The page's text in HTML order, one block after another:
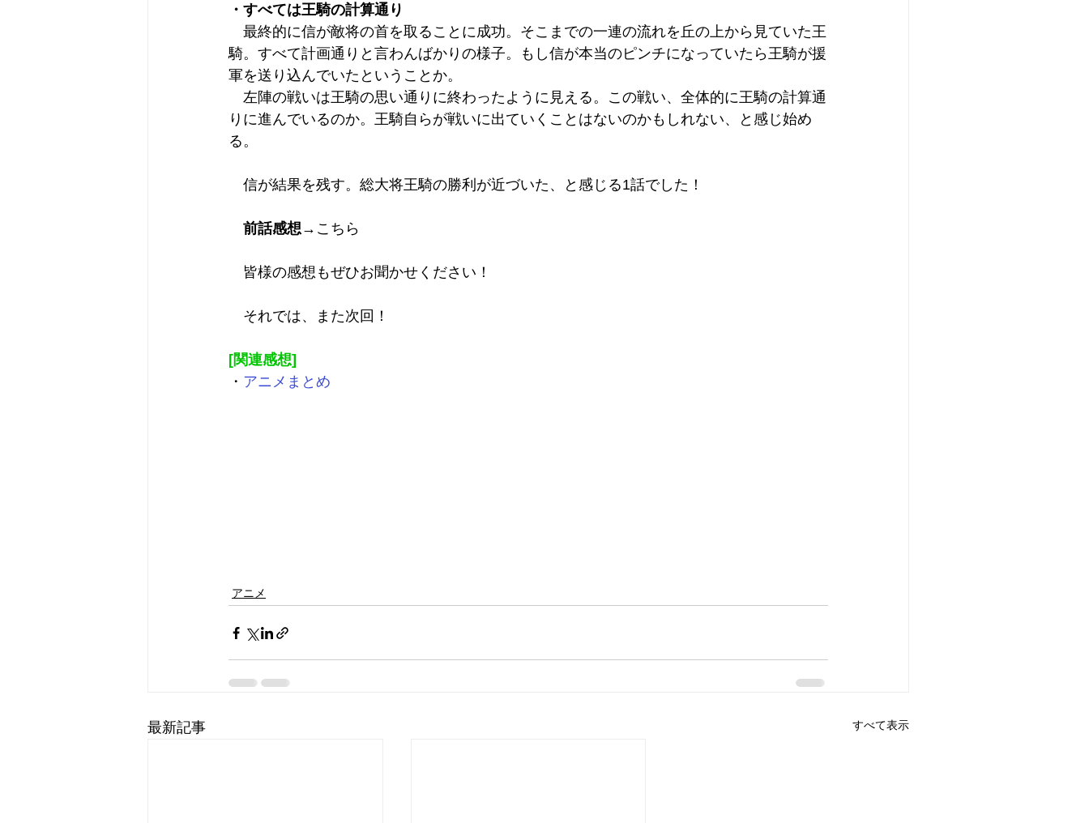
・すべては王騎の計算通り
最終的に信が敵将の首を取ることに成功。そこまでの一連の流れを丘の上から見ていた王
騎。すべて計画通りと言わんばかりの様子。もし信が本当のピンチになっていたら王騎が援
軍を送り込んでいたということか。
左陣の戦いは王騎の思い通りに終わったように見える。この戦い、全体的に王騎の計算通
りに進んでいるのか。王騎自らが戦いに出ていくことはないのかもしれない、と感じ始め
る。
信が結果を残す。総大将王騎の勝利が近づいた、と感じる1話でした！
前話感想→ こちら
皆様の感想もぜひお聞かせください！
それでは、また次回！
[関連感想]
・ アニメまとめ
アニメ
最新記事 すべて表示